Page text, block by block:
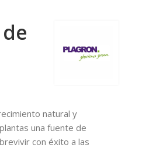
natural y
una fuente de
con éxito a las